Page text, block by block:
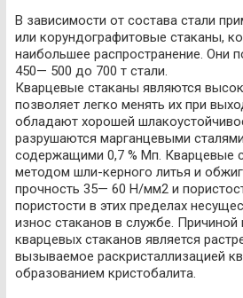
В зависимости от состава стали
или корундографитовые стаканы,
наибольшее распространение. Они
450— 500 до 700 т стали.
Кварцевые стаканы являются
позволяет легко менять их при
обладают хорошей
разрушаются марганцевыми
содержащими 0,7 % Мп. Кварцевые
методом шли-керного литья и
прочность 35— 60 Н/мм2 и
пористости в этих пределах
износ стаканов в службе. Причиной
кварцевых стаканов является
вызываемое раскристаллизацией
образованием кристобалита.